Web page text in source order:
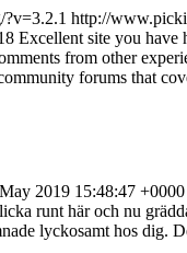
http://
Excellent site you have
from other
forums that
2019 15:48:47 +0000
runt här och nu
lyckosamt hos dig.